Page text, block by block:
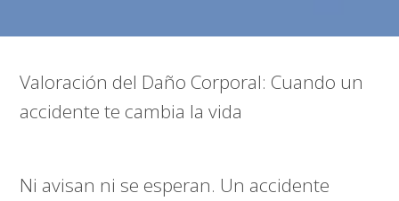
Valoración del Daño Corporal: Cuando un
accidente te cambia la vida
Ni avisan ni se esperan. Un accidente